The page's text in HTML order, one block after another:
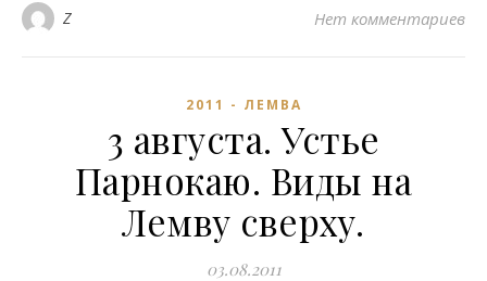
Z Нет комментариев
2011 - ЛЕМВА
3 августа. Устье
Парнокаю. Виды на
Лемву сверху.
03.08.2011